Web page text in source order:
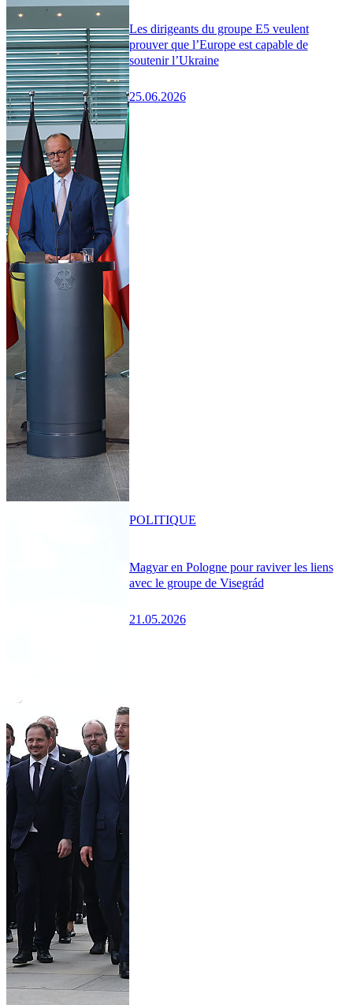
Les dirigeants du groupe E5 veulent
prouver que l’Europe est capable de
soutenir l’Ukraine
25.06.2026
Magyar en Pologne pour raviver les liens
avec le groupe de Visegrád
21.05.2026
POLITIQUE